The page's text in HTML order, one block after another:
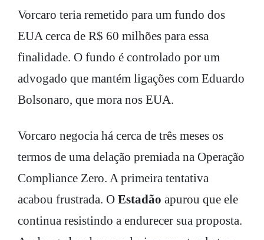
Vorcaro teria remetido para um fundo dos
EUA cerca de R$ 60 milhões para essa
finalidade. O fundo é controlado por um
advogado que mantém ligações com Eduardo
Bolsonaro, que mora nos EUA.
Vorcaro negocia há cerca de três meses os
termos de uma delação premiada na Operação
Compliance Zero. A primeira tentativa
acabou frustrada. O Estadão apurou que ele
continua resistindo a endurecer sua proposta.